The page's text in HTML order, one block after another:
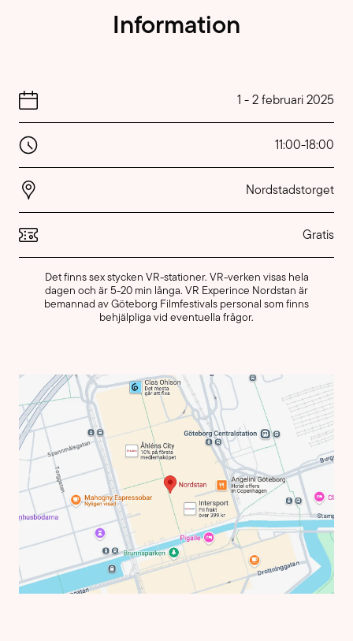
Information
1 -2 februari 2025
11:00-18:00
Nordstadstorget
Gratis
Det finns sex stycken VR-stationer. VR-verken visas hela
dagen och är 5-20 min långa. VR Experince Nordstan är
bemannad av Göteborg Filmfestivals personal som finns
behjälpliga vid eventuella frågor.